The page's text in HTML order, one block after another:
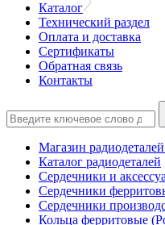
Каталог
Технический раздел
Оплата и доставка
Сертификаты
Обратная связь
Контакты
Магазин
Каталог радиодеталей
Сердечники и
Сердечники
Сердечники
Кольца ферритовые